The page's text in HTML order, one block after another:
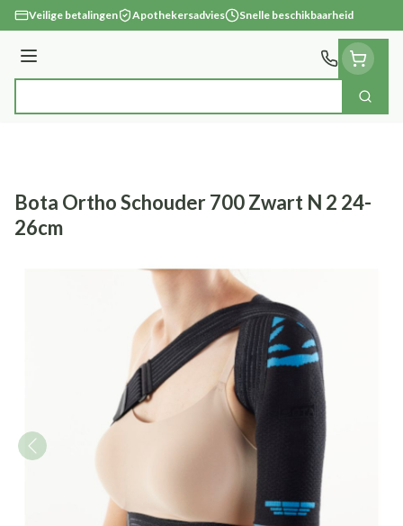
Ga naar de inhoud
Veilige betalingen Apothekersadvies Snelle beschikbaarheid
Menu
Zoek
Bota Ortho Schouder 700 Zwart N 2 24-
26cm